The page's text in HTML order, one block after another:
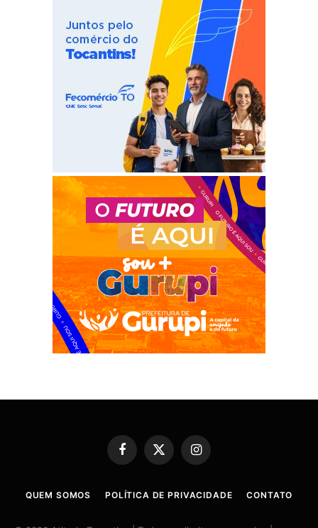
Facebook
X
(Twitter)
Instagram
QUEM SOMOS POLÍTICA DE PRIVACIDADE CONTATO